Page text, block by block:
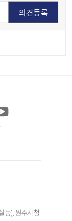
동), 원주시청